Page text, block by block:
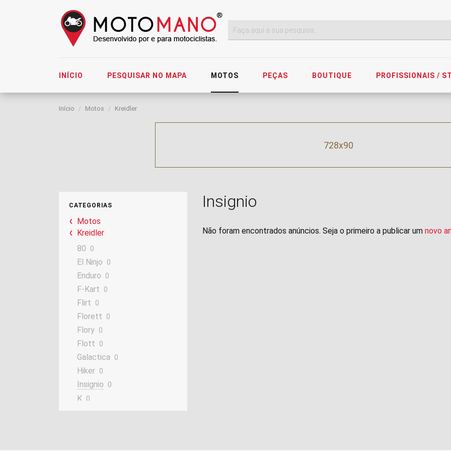
INÍCIO PESQUISAR NO MAPA MOTOS PEÇAS BOUTIQUE PROFISSIONAIS /
Início Motos Kreidler
728x90
CATEGORIAS
Motos
Kreidler
80
0
El Ninjo 0
Enduro 0
F-Kart 0
Flirt 0
Florett 0
Flory 0
Flott 0
Galactica 0
Hiker 0
Insignio 0
K 0
Insignio
Não foram encontrados anúncios. Seja o primeiro a publicar um novo